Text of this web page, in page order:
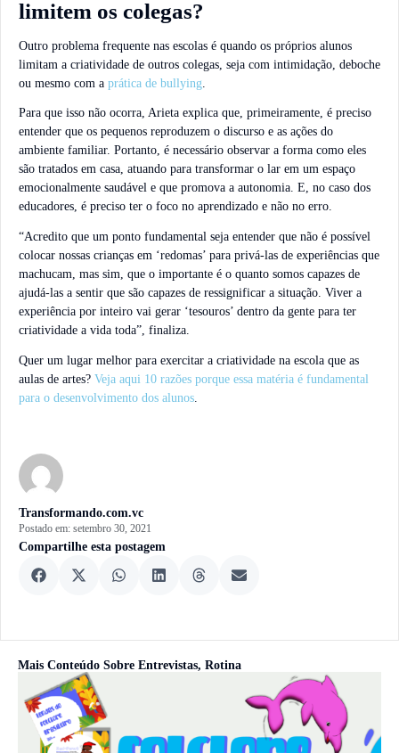
Transformando.com.vc
Postado em: setembro 30, 2021
Compartilhe esta postagem
limitem os colegas?
Outro problema frequente nas escolas é quando os próprios alunos
limitam a criatividade de outros colegas, seja com intimidação, deboche
ou mesmo com a prática de bullying
Para que isso não ocorra, Arieta explica que, primeiramente, é preciso
entender que os pequenos reproduzem o discurso e as ações do
ambiente familiar. Portanto, é necessário observar a forma como eles
são tratados em casa, atuando para transformar o lar em um espaço
emocionalmente saudável e que promova a autonomia. E, no caso dos
educadores, é preciso ter o foco no aprendizado e não no erro.
“Acredito que um ponto fundamental seja entender que não é possível
colocar nossas crianças em ‘redomas’ para privá-las de experiências que
machucam, mas sim, que o importante é o quanto somos capazes de
ajudá-las a sentir que são capazes de ressignificar a situação. Viver a
experiência por inteiro vai gerar ‘tesouros’ dentro da gente para ter
criatividade a vida toda”, finaliza.
Quer um lugar melhor para exercitar a criatividade na escola que as
aulas de artes? Veja aqui 10 razões porque essa matéria é fundamental
para o desenvolvimento dos alunos
Mais Conteúdo Sobre Entrevistas, Rotina